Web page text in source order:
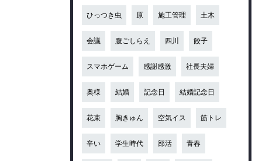
ひっつき虫 原 施工管理 土木
会議 腹ごしらえ 四川 餃子
スマホゲーム 感謝感激 社長夫婦
奥様 結婚 記念日 結婚記念日
花束 胸きゅん 空気イス 筋トレ
辛い 学生時代 部活 青春